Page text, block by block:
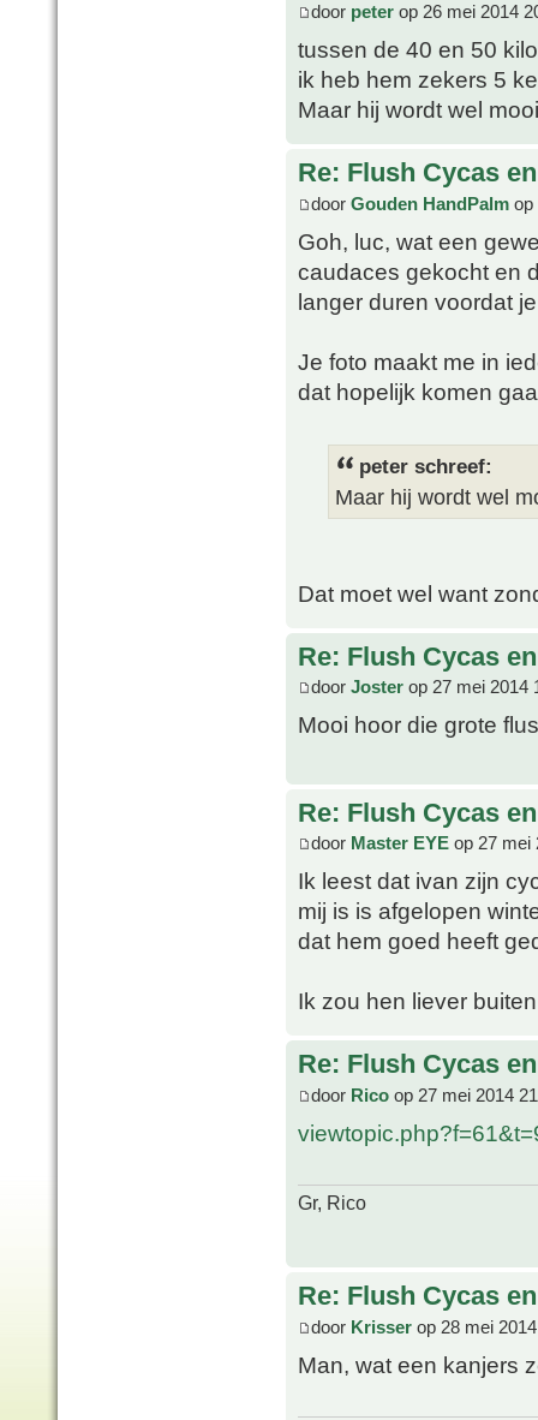
door peter op 26 mei 2014
tussen de 40 en 50
ik heb hem zekers 5
Maar hij wordt wel
Re: Flush Cycas
door Gouden HandPalm op
Goh, luc, wat een
caudaces gekocht en
langer duren voordat
Je foto maakt me in
dat hopelijk komen
peter schreef:
Maar hij wordt wel
Dat moet wel want
Re: Flush Cycas
door Joster op 27 mei 2014
Mooi hoor die grote
Re: Flush Cycas
door Master EYE op 27 mei
Ik leest dat ivan zijn
mij is is afgelopen
dat hem goed heeft
Ik zou hen liever
Re: Flush Cycas
door Rico op 27 mei 2014
Gr, Rico
Re: Flush Cycas
door Krisser op 28 mei
Man, wat een kanjers